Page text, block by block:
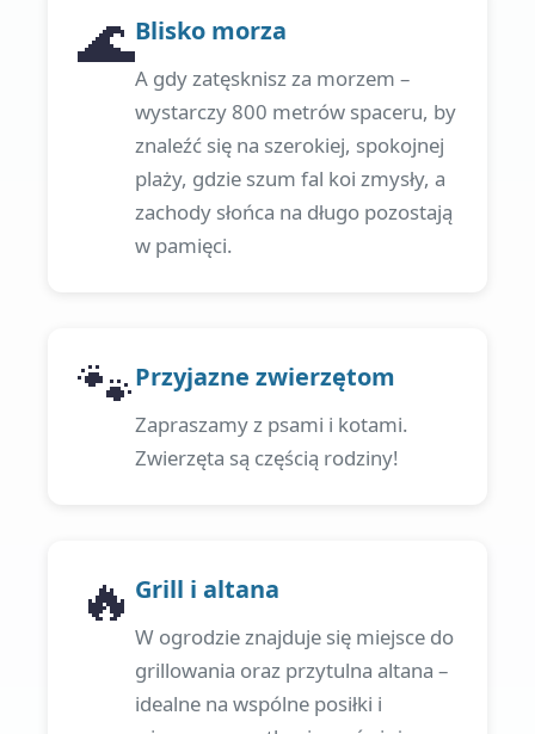
🌊Blisko morza
A gdy zatęsknisz za morzem –
wystarczy 800 metrów spaceru, by
znaleźć się na szerokiej, spokojnej
plaży, gdzie szum fal koi zmysły, a
zachody słońca na długo pozostają
w pamięci.
🐾Przyjazne zwierzętom
Zapraszamy z psami i kotami.
Zwierzęta są częścią rodziny!
🔥 Grill i altana
W ogrodzie znajduje się miejsce do
grillowania oraz przytulna altana –
idealne na wspólne posiłki i